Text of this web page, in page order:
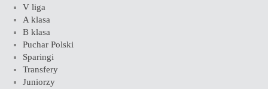
V liga
A klasa
B klasa
Puchar Polski
Sparingi
Transfery
Juniorzy